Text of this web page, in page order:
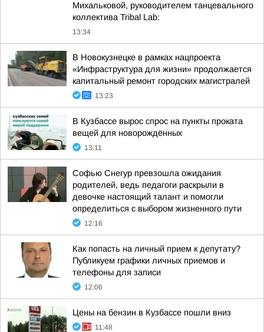
Михальковой, руководителем танцевального
коллектива Tribal Lab:
13:34
В Новокузнецке в рамках нацпроекта
«Инфраструктура для жизни» продолжается
капитальный ремонт городских магистралей
13:23
В Кузбассе вырос спрос на пункты проката
вещей для новорождённых
13:11
Софью Снегур превзошла ожидания
родителей, ведь педагоги раскрыли в
девочке настоящий талант и помогли
определиться с выбором жизненного пути
12:16
Как попасть на личный прием к депутату?
Публикуем графики личных приемов и
телефоны для записи
12:06
Цены на бензин в Кузбассе пошли вниз
11:48